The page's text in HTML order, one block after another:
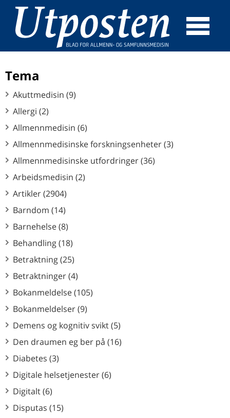
☰
Tema
Akuttmedisin (9)
Allergi (2)
Allmennmedisin (6)
Allmennmedisinske forskningsenheter (3)
Allmennmedisinske utfordringer (36)
Arbeidsmedisin (2)
Artikler (2904)
Barndom (14)
Barnehelse (8)
Behandling (18)
Betraktning (25)
Betraktninger (4)
Bokanmeldelse (105)
Bokanmeldelser (9)
Demens og kognitiv svikt (5)
Den draumen eg ber på (16)
Diabetes (3)
Digitale helsetjenester (6)
Digitalt (6)
Disputas (15)